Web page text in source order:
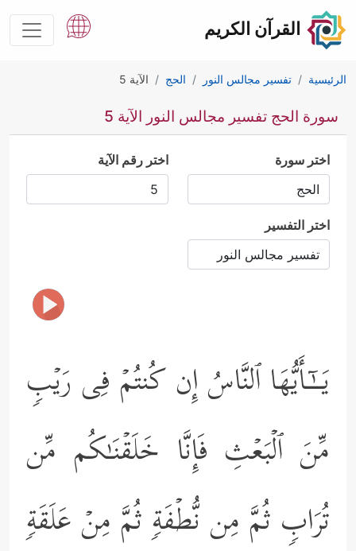
القرآن الكريم
الرئيسية تفسير مجالس النور الحج الآية 5
سورة الحج تفسير مجالس النور الآية 5
اختر سورة اختر رقم الآية
اختر التفسير
یَــٰۤـأَیُّهَا ٱلنَّاسُ إِن كُنتُمۡ فِی رَیۡبࣲ
مِّنَ ٱلۡبَعۡثِ فَإِنَّا خَلَقۡنَـٰكُم مِّن
تُرَابࣲ ثُمَّ مِن نُّطۡفَةࣲ ثُمَّ مِنۡ عَلَقَةࣲ